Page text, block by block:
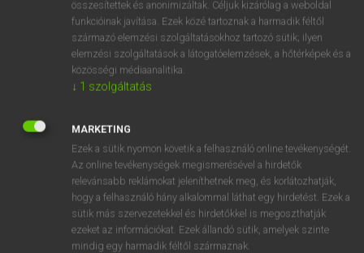
DÍJMENTES ANGOL SZÓTÁR
avant-garde
avaricious
összesítettek és anonimizáltak. Céljuk kizárólag a weboldal
funkcióinak javítása. Ezek közé tartoznak a harmadik féltől
származó elemzési szolgáltatásokhoz tartozó sütik; ilyen
elemzési szolgáltatások a látogatóelemzések, a hőtérképek és a
közösségi médiaanalitika.
↓ 1 szolgáltatás
MARKETING
Ezek a sütik nyomon követik a felhasználó online tevékenységét.
Az online tevékenységek megismerésével a hirdetők
relevánsabb reklámokat jeleníthetnek meg, és korlátozhatják,
hogy a felhasználó hány alkalommal láthat egy hirdetést. Ezek a
sütik más szervezetekkel és hirdetőkkel is megoszthatják
ezeket az információkat. Ezek állandó sütik, amelyek szinte
mindig egy harmadik féltől származnak.